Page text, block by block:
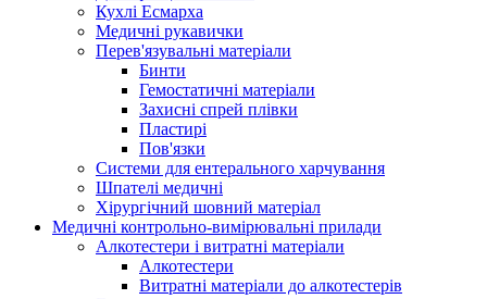
Кухлі Есмарха
Медичні рукавички
Перев'язувальні матеріали
Бинти
Гемостатичні матеріали
Захисні спрей плівки
Пластирі
Пов'язки
Системи для ентерального харчування
Шпателі медичні
Хірургічний шовний матеріал
Медичні контрольно-вимірювальні прилади
Алкотестери і витратні матеріали
Алкотестери
Витратні матеріали до алкотестерів